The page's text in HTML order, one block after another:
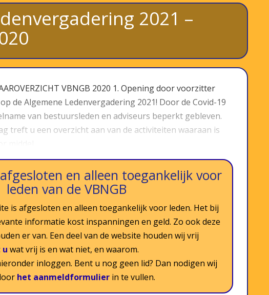
2021 –
VBNGB 2020 1. Opening door voorzitter
de Algemene Ledenvergadering 2021! Door de Covid-19
van bestuursleden en adviseurs beperkt gebleven.
treft u een overzicht aan van de activiteiten waaraan is
en alleen toegankelijk voor
leden van de VBNGB
is afgesloten en alleen toegankelijk voor leden. Het bij
informatie kost inspanningen en geld. Zo ook deze
er van. Een deel van de website houden wij vrij
u wat vrij is en wat niet, en waarom.
inloggen. Bent u nog geen lid? Dan nodigen wij
het aanmeldformulier in te vullen.